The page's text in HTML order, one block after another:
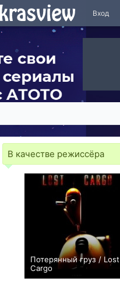
Вход
В качестве режиссёра
Потерянный груз / Lost
Cargo
+1